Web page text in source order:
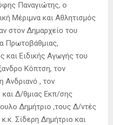
Παναγιώτης, ο
Μέριμνα και Αθλητισμός
στον Δημαρχείο του
Πρωτοβάθμιας,
και Ειδικής Αγωγής του
Κόπτση, τον
Ανδριανό , τον
Δ/θμιας Εκπ/σης
Δημήτριο ,τους Δ/ντές
Σίδερη Δημήτριο και